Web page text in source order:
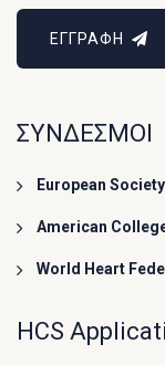
ΕΓΓΡΑΦΗ
ΣΥΝΔΕΣΜΟΙ
European
American
World Heart
HCS